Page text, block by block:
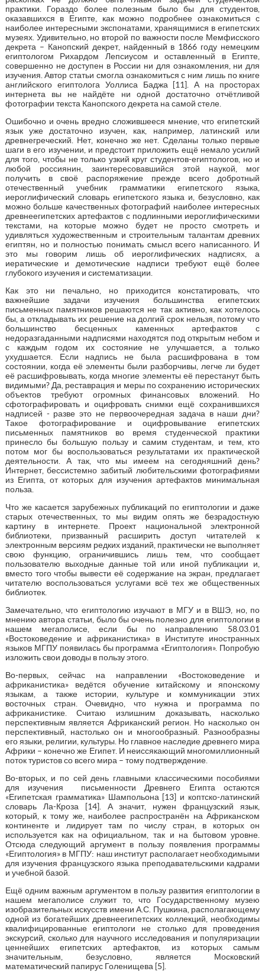
практики. Гораздо более полезным было бы для студентов,
оказавшихся в Египте, как можно подробнее ознакомиться с
наиболее интересными экспонатами, хранящимися в египетских
музеях. Удивительно, но второй по важности после Мемфисского
декрета – Канопский декрет, найденный в 1866 году немецким
египтологом Рихардом Лепсиусом и оставленный в Египте,
совершенно не доступен в России ни для ознакомления, ни для
изучения. Автор статьи смогла ознакомиться с ним лишь по книге
английского египтолога Уоллиса Баджа [11]. А на просторах
интернета вы не найдёте ни одной достаточно отчётливой
фотографии текста Канопского декрета на самой стеле.
Ошибочно и очень вредно сложившееся мнение, что египетский
язык уже достаточно изучен, как, например, латинский или
древнегреческий. Нет, конечно же нет. Сделаны только первые
шаги в его изучении, и предстоит приложить ещё немало усилий
для того, чтобы не только узкий круг студентов-египтологов, но и
любой россиянин, заинтересовавшийся этой наукой, мог
получить в своё распоряжение прежде всего добротный
отечественный учебник грамматики египетского языка,
иероглифический словарь египетского языка и, безусловно, как
можно больше качественных фотографий наиболее интересных
древнеегипетских артефактов с подлинными иероглифическими
текстами, на которые можно будет не просто смотреть и
удивляться художественным и строительным талантам древних
египтян, но и полностью понимать смысл всего написанного. И
это мы говорим лишь об иероглифических надписях, а
иератические и демотические надписи требуют ещё более
глубокого изучения и систематизации.
Как это ни печально, но приходится констатировать, что
важнейшие задачи изучения большинства египетских
письменных памятников решаются не так активно, как хотелось
бы, а откладывать их решение на долгий срок нельзя, потому что
большинство бесценных каменных артефактов с
недоразгаданными надписями находятся под открытым небом и
с каждым годом их состояние не улучшается, а только
ухудшается. Если надпись не была расшифрована в том
состоянии, когда её элементы были разборчивы, легче ли будет
её расшифровывать, когда многие элементы её перестанут быть
видимыми? Да, реставрация и меры по сохранению исторических
объектов требуют огромных финансовых вложений. Но
сфотографировать и оцифровать снимки ещё сохранившихся
надписей - разве это не первоочередная задача в наши дни?
Такое фотографирование и оцифровывание египетских
письменных памятников во время студенческой практики
принесло бы большую пользу и самим студентам, и тем, кто
потом мог бы воспользоваться результатами их практической
деятельности. А так, что мы имеем на сегодняшний день?
Интернет, бессистемно забитый любительскими фотографиями
из Египта, от которых для изучения артефактов минимальная
польза.
Что же касается зарубежных публикаций по египтологии и даже
старых отечественных, то мы видим опять же безрадостную
картину в интернете. Проект национальной электронной
библиотеки, призванный расширить доступ читателей к
электронным версиям редких изданий, практически не выполняет
свою функцию, ограничившись лишь тем, что сообщает
пользователю выходные данные той или иной публикации и,
вместо того чтобы вывести её содержание на экран, предлагает
читателю воспользоваться услугами всё тех же общественных
библиотек.
Замечательно, что египтологию изучают в МГУ и в ВШЭ, но, по
мнению автора статьи, было бы очень полезно для египтологии в
нашем мегаполисе, если бы по направлению 58.03.01
«Востоковедение и африканистика» в Институте иностранных
языков МГПУ появилась бы программа «Египтология». Попробую
изложить свои доводы в пользу этого.
Во-первых, сейчас на направлении «Востоковедение и
африканистика» ведётся обучение китайскому и японскому
языкам, а также истории, культуре и коммуникации этих
восточных стран. Очевидно, что нужна и программа по
африканистике. Считаю излишним доказывать, насколько
перспективным является Африканский регион. Но насколько он
перспективный, настолько он и многообразный. Разнообразны
его языки, религии, культуры. Но главное наследие древнего мира
Африки – конечно же Египет. И неиссякающий многомиллионный
поток туристов со всего мира – тому подтверждение.
Во-вторых, и по сей день главными классическими пособиями
для изучения письменности Древнего Египта остаются
«Египетская грамматика» Шампольона [13] и коптско-латинский
словарь Ла-Кроза [14]. А значит, нужен французский язык,
который, к тому же, наиболее распространён на Африканском
континенте и лидирует там по числу стран, в которых он
используется как на официальном, так и на бытовом уровне.
Отсюда следующий аргумент в пользу появления программы
«Египтология» в МГПУ: наш институт располагает необходимыми
для изучения французского языка преподавательскими кадрами
и учебной базой.
Ещё одним важным аргументом в пользу развития египтологии в
нашем мегаполисе служит то, что Государственному музею
изобразительных искусств имени А.С. Пушкина, располагающему
одной из богатейших древнеегипетских коллекций, необходимы
квалифицированные египтологи не столько для проведения
экскурсий, сколько для научного исследования и популяризации
ценнейших египетских артефактов, из которых самым
значительным, безусловно, является Московский
математический папирус Голенищева [5].